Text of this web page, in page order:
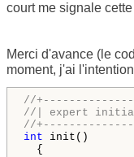
court me signale
Merci d'avance (le
moment, j'ai
//
//| expert
//
int init()
{